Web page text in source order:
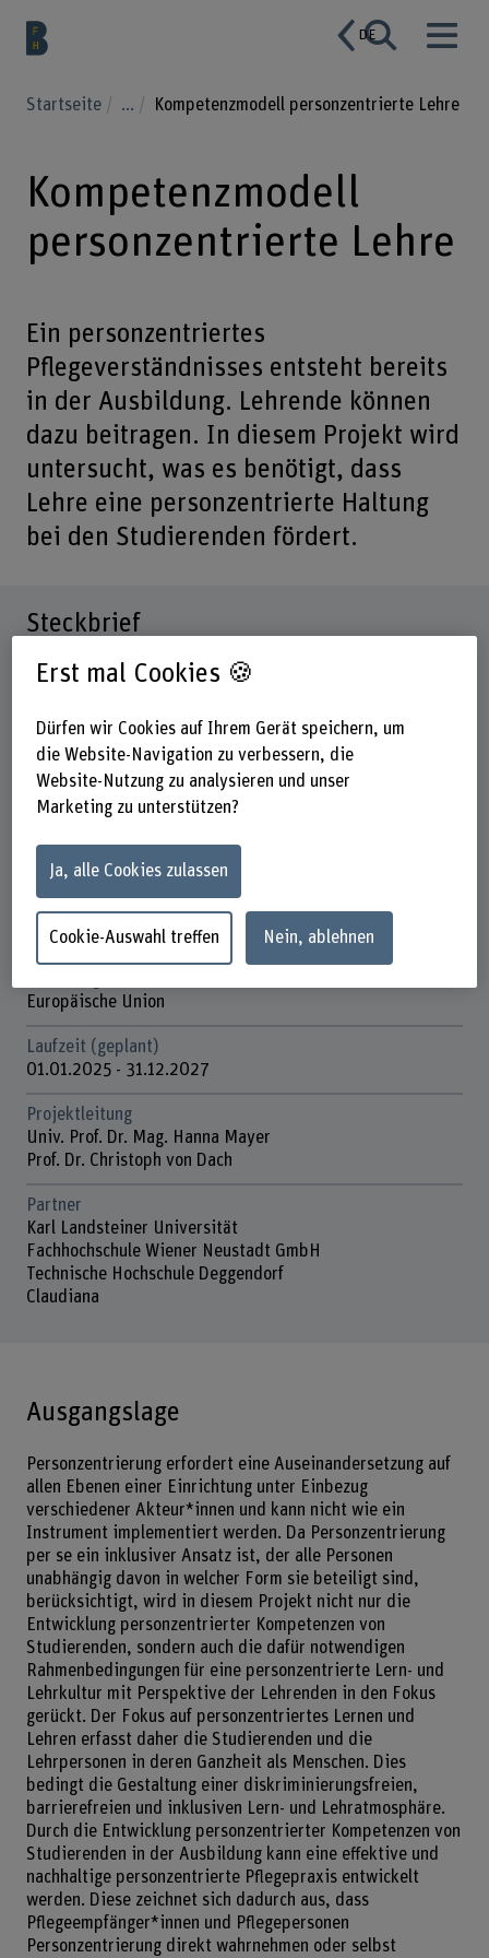
DE
Startseite ... Kompetenzmodell personzentrierte Lehre
Kompetenzmodell
personzentrierte Lehre
Ein personzentriertes
Pflegeverständnisses entsteht bereits
in der Ausbildung. Lehrende können
dazu beitragen. In diesem Projekt wird
untersucht, was es benötigt, dass
Lehre eine personzentrierte Haltung
bei den Studierenden fördert.
Steckbrief
Beteiligte Departemente
Institut(e)
Pflege
Forschungseinheit(en)
Innovationsfeld Gesundheitsversorgung und
Personalentwicklung
Strategisches Themenfeld
Themenfeld Caring Society
Europäische Union
Laufzeit (geplant)
01.01.2025 - 31.12.2027
Projektleitung
Univ. Prof. Dr. Mag. Hanna Mayer
Prof. Dr. Christoph von Dach
Partner
Karl Landsteiner Universität
Fachhochschule Wiener Neustadt GmbH
Technische Hochschule Deggendorf
Claudiana
Ausgangslage
Personzentrierung erfordert eine Auseinandersetzung auf
allen Ebenen einer Einrichtung unter Einbezug
verschiedener Akteur*innen und kann nicht wie ein
Instrument implementiert werden. Da Personzentrierung
per se ein inklusiver Ansatz ist, der alle Personen
unabhängig davon in welcher Form sie beteiligt sind,
berücksichtigt, wird in diesem Projekt nicht nur die
Entwicklung personzentrierter Kompetenzen von
Studierenden, sondern auch die dafür notwendigen
Rahmenbedingungen für eine personzentrierte Lern- und
Lehrkultur mit Perspektive der Lehrenden in den Fokus
gerückt. Der Fokus auf personzentriertes Lernen und
Lehren erfasst daher die Studierenden und die
Lehrpersonen in deren Ganzheit als Menschen. Dies
bedingt die Gestaltung einer diskriminierungsfreien,
barrierefreien und inklusiven Lern- und Lehratmosphäre.
Durch die Entwicklung personzentrierter Kompetenzen von
Studierenden in der Ausbildung kann eine effektive und
nachhaltige personzentrierte Pflegepraxis entwickelt
werden. Diese zeichnet sich dadurch aus, dass
Pflegeempfänger*innen und Pflegepersonen
Personzentrierung direkt wahrnehmen oder selbst
Erst mal Cookies 🍪
Dürfen wir Cookies auf Ihrem Gerät speichern, um
die Website-Navigation zu verbessern, die
Website-Nutzung zu analysieren und unser
Marketing zu unterstützen?
Ja, alle Cookies zulassen
Cookie-Auswahl treffen Nein, ablehnen